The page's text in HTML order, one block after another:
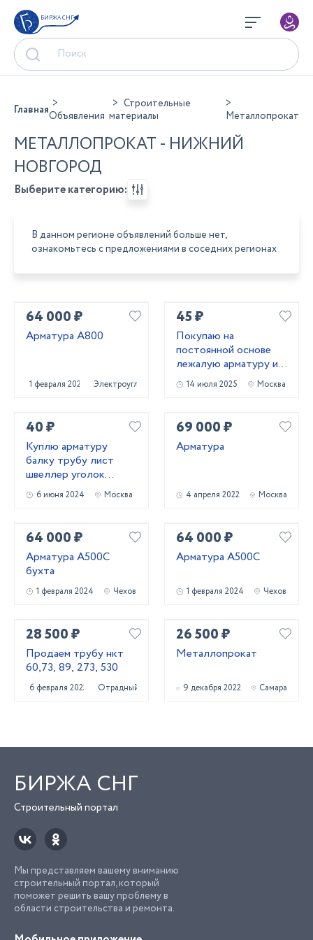
БИРЖА СНГ
ГлавнаяОбъявления
Строительные
материалы
Металлопрокат
МЕТАЛЛОПРОКАТ - НИЖНИЙ
НОВГОРОД
Выберите категорию:
В данном регионе объявлений больше нет,
ознакомьтесь с предложениями в соседних регионах
64 000 ₽
Арматура А800
1 февраля 2024 Электроугли
45 ₽
Покупаю на
постоянной основе
лежалую арматуру и
металлопрокат!
Самовывоз
14 июля 2025 Москва
40 ₽
Куплю арматуру
балку трубу лист
швеллер уголок
лежалый
металлопрокат
6 июня 2024 Москва
69 000 ₽
Арматура
4 апреля 2022 Москва
64 000 ₽
Арматура А500С
бухта
1 февраля 2024 Чехов
64 000 ₽
Арматура А500С
1 февраля 2024 Чехов
28 500 ₽
Продаем трубу нкт
60,73, 89, 273, 530
6 февраля 2023 Отрадный
26 500 ₽
Металлопрокат
9 декабря 2022 Самара
БИРЖА СНГ
Строительный портал
Мы представляем вашему вниманию
строительный портал, который
поможет решить вашу проблему в
области строительства и ремонта.